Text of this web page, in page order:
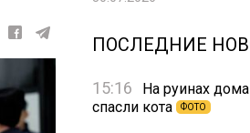
ПОСЛЕДНИЕ
15:16
На руинах
спасли кота
ФОТО